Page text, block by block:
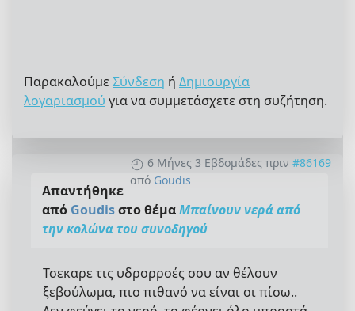
Παρακαλούμε Σύνδεση ή Δημιουργία
λογαριασμού για να συμμετάσχετε στη συζήτηση.
6 Μήνες 3 Εβδομάδες πριν #86169
από Goudis
Απαντήθηκε
από Goudisστο θέμαΜπαίνουν νερά από
την κολώνα του συνοδηγού
Τσεκαρε τις υδρορροές σου αν θέλουν
ξεβούλωμα, πιο πιθανό να είναι οι πίσω..